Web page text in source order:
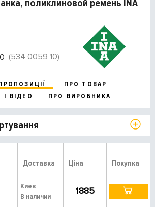
поликлиновой ремень INA
(534 0059 10)
ПРО ТОВАР
ВІДЕО
ПРО ВИРОБНИКА
Доставка Ціна Покупка
Киев
В наличии
1885